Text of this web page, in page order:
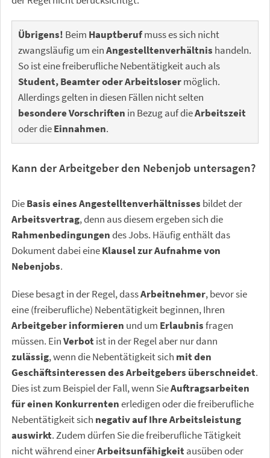
Übrigens! Beim Hauptberufmuss es sich nicht
zwangsläufig um einAngestelltenverhältnis handeln.
So ist eine freiberufliche Nebentätigkeit auch als
Student, Beamter oder Arbeitslosermöglich.
Allerdings gelten in diesen Fällen nicht selten
besondere Vorschriften in Bezug auf dieArbeitszeit
oder dieEinnahmen.
Kann der Arbeitgeber den Nebenjob untersagen?
DieBasis eines Angestelltenverhältnisses bildet der
Arbeitsvertrag, denn aus diesem ergeben sich die
Rahmenbedingungendes Jobs. Häufig enthält das
Dokument dabei eineKlausel zur Aufnahme von
Nebenjobs.
Diese besagt in der Regel, dassArbeitnehmer, bevor sie
eine (freiberufliche) Nebentätigkeit beginnen, Ihren
Arbeitgeber informieren und um Erlaubnisfragen
müssen. EinVerbot ist in der Regel aber nur dann
zulässig, wenn die Nebentätigkeit sich mit den
Geschäftsinteressen des Arbeitgebers überschneidet.
Dies ist zum Beispiel der Fall, wenn SieAuftragsarbeiten
für einen Konkurrentenerledigen oder die freiberufliche
Nebentätigkeit sich negativ auf Ihre Arbeitsleistung
auswirkt. Zudem dürfen Sie die freiberufliche Tätigkeit
nicht während einerArbeitsunfähigkeit ausüben oder